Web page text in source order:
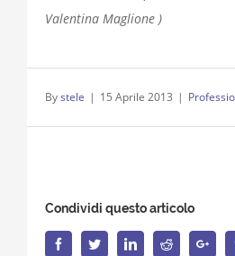
Valentina Maglione )
Bystele | 15 Aprile 2013 |
Condividi questo articolo
FacebookTwitterLinkedInReddit